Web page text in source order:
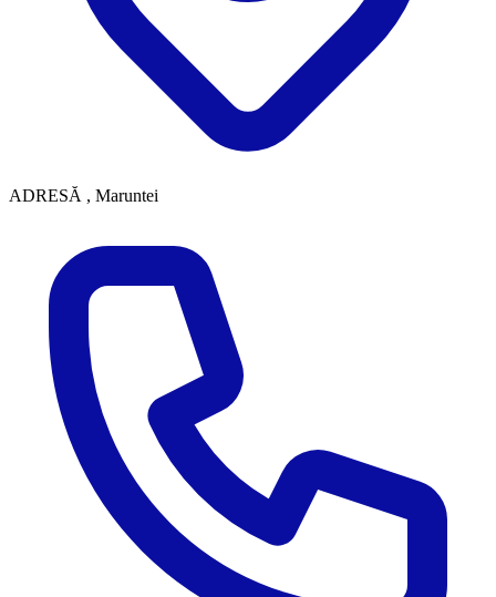
ADRESĂ , Maruntei